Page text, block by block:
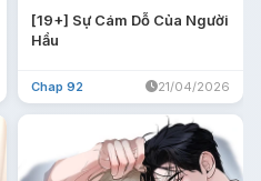
[19+] Sự Cám Dỗ Của Người
Hầu
Chap 92 21/04/2026